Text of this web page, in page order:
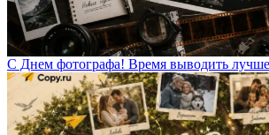
С Днем фотографа! Время выводить